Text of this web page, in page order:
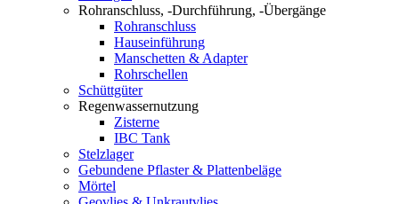
Rohranschluss, -Durchführung, -Übergänge
Rohranschluss
Hauseinführung
Manschetten & Adapter
Rohrschellen
Schüttgüter
Regenwassernutzung
Zisterne
IBC Tank
Stelzlager
Gebundene Pflaster & Plattenbeläge
Mörtel